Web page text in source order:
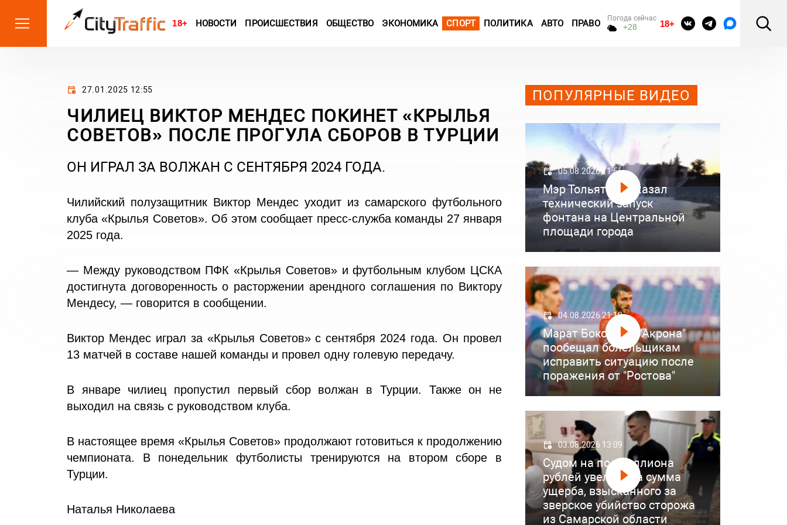
18+ НОВОСТИ ПРОИСШЕСТВИЯ ОБЩЕСТВО ЭКОНОМИКА СПОРТ ПОЛИТИКА АВТО ПРАВО Погода сейчас
+28 18+
27.01.2025 12:55
ЧИЛИЕЦ ВИКТОР МЕНДЕС ПОКИНЕТ «КРЫЛЬЯ
СОВЕТОВ» ПОСЛЕ ПРОГУЛА СБОРОВ В ТУРЦИИ
ОН ИГРАЛ ЗА ВОЛЖАН С СЕНТЯБРЯ 2024 ГОДА.
Чилийский полузащитник Виктор Мендес уходит из самарского футбольного
клуба «Крылья Советов». Об этом сообщает пресс-служба команды 27 января
2025 года.
— Между руководством ПФК «Крылья Советов» и футбольным клубом ЦСКА
достигнута договоренность о расторжении арендного соглашения по Виктору
Мендесу, — говорится в сообщении.
Виктор Мендес играл за «Крылья Советов» с сентября 2024 года. Он провел
13 матчей в составе нашей команды и провел одну голевую передачу.
В январе чилиец пропустил первый сбор волжан в Турции. Также он не
выходил на связь с руководством клуба.
В настоящее время «Крылья Советов» продолжают готовиться к продолжению
чемпионата. В понедельник футболисты тренируются на втором сборе в
Турции.
Наталья Николаева
ПОПУЛЯРНЫЕ ВИДЕО
05.08.2026 11:56
Мэр Тольятти показал
технический запуск
фонтана на Центральной
площади города
04.08.2026 21:18
Марат Бокоев из "Акрона"
пообещал болельщикам
исправить ситуацию после
поражения от "Ростова"
03.08.2026 13:09
Судом на полмиллиона
рублей увеличена сумма
ущерба, взысканного за
зверское убийство сторожа
из Самарской области